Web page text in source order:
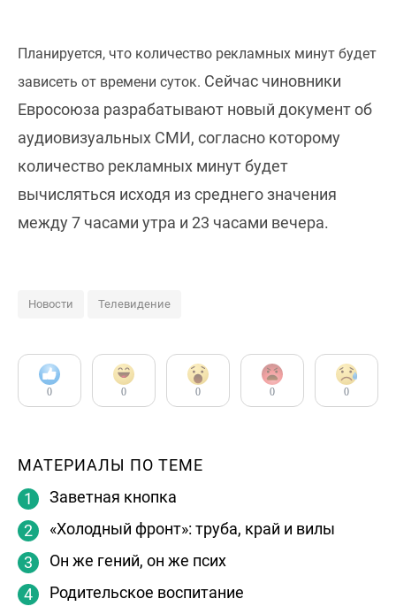
Планируется, что количество рекламных минут будет
зависеть от времени суток. Сейчас чиновники
Евросоюза разрабатывают новый документ об
аудиовизуальных СМИ, согласно которому
количество рекламных минут будет
вычисляться исходя из среднего значения
между 7 часами утра и 23 часами вечера.
Новости Телевидение
0 0 0 0 0
МАТЕРИАЛЫ ПО ТЕМЕ
Заветная кнопка
«Холодный фронт»: труба, край и вилы
Он же гений, он же псих
Родительское воспитание